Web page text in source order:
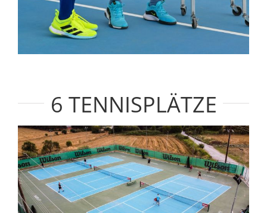
6 TENNISPLÄTZE